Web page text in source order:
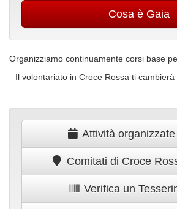
Cosa è Gaia
Organizziamo continuamente corsi base
Il volontariato in Croce Rossa ti cambierà
Attività
Comitati di Croce
Verifica un